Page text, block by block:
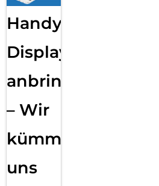
Handy
Displayfolie
anbringen
– Wir
kümmern
uns